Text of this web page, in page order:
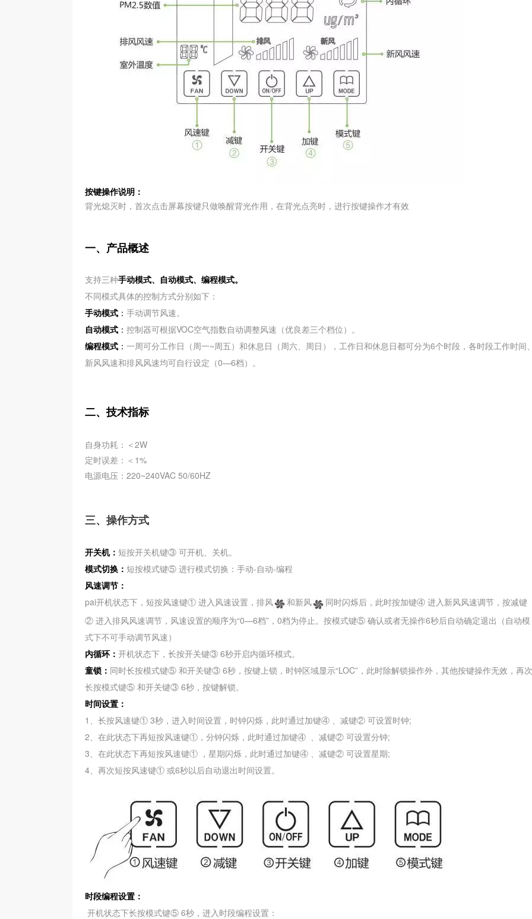
按键操作说明：
背光熄灭时，首次点击屏幕按键只做唤醒背光作用，在背光点亮时，进行按键操作才有效
一、产品概述
支持三种手动模式、自动模式、编程模式。
不同模式具体的控制方式分别如下：
手动模式 ： 手动调节风速。
自动模式 ： 控制器可根据VOC空气指数自动调整风速（优良差三个档位）。
编程模式 ： 一周可分工作日（周一~周五）和休息日（周六、周日），工作日和休息日都可分为6个时段，各时段工作时间
新风风速和排风风速均可自行设定（0—6档）。
二、技术指标
自身功耗：＜2W
定时误差：＜1%
电源电压：220~240VAC 50/60HZ
三、操作方式
开关机： 短按开关机键③ 可开机、关机。
模式切换： 短按模式键⑤ 进行模式切换：手动-自动-编程
风速调节：
pai开机状态下，短按风速键① 进入风速设置，排风
和新风 同时闪烁后，此时按加键④ 进入新风风速调节， 按减键
② 进入排风风速调节，风速设置的顺序为“0—6档”， 0档为停止。按模式键⑤ 确认或者无操作6秒后自动确定退出（自动模
式下不可手动调节风速）
内循环： 开机状态下，长按开关键③ 6秒开启内循环模式。
童锁： 同时长按模式键⑤ 和开关键③ 6秒，按键上锁，时钟区域显示“LOC”，此时除解锁操作外，其他按键操作无效，再次
长按模式键⑤ 和开关键③ 6秒，按键解锁。
时间设置：
1、长按风速键① 3秒，进入时间设置，时钟闪烁，此时通过加键④ 、减键② 可设置时钟;
2、在此状态下再短按风速键①，分钟闪烁，此时通过加键④ 、减键② 可设置分钟;
3、在此状态下再短按风速键① ，星期闪烁，此时通过加键④ 、减键② 可设置星期;
4、再次短按风速键① 或6秒以后自动退出时间设置。
时段编程设置：
开机状态下长按模式键⑤ 6秒，进入时段编程设置：